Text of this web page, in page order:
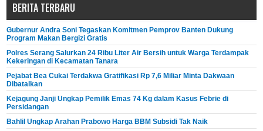
BERITA TERBARU
Gubernur Andra Soni Tegaskan Komitmen Pemprov Banten Dukung
Program Makan Bergizi Gratis
Polres Serang Salurkan 24 Ribu Liter Air Bersih untuk Warga Terdampak
Kekeringan di Kecamatan Tanara
Pejabat Bea Cukai Terdakwa Gratifikasi Rp 7,6 Miliar Minta Dakwaan
Dibatalkan
Kejagung Janji Ungkap Pemilik Emas 74 Kg dalam Kasus Febrie di
Persidangan
Bahlil Ungkap Arahan Prabowo Harga BBM Subsidi Tak Naik